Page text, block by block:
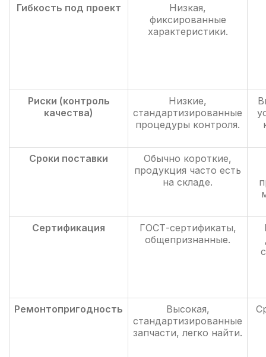
Гибкость под проект
Низкая,
фиксированные
характеристики.
Риски (контроль
качества)
Низкие,
стандартизированные
процедуры контроля.
Сроки поставки
Обычно короткие,
продукция часто есть
на складе.
Сертификация
ГОСТ-сертификаты,
общепризнанные.
Ремонтопригодность
Высокая,
стандартизированные
запчасти, легко найти.